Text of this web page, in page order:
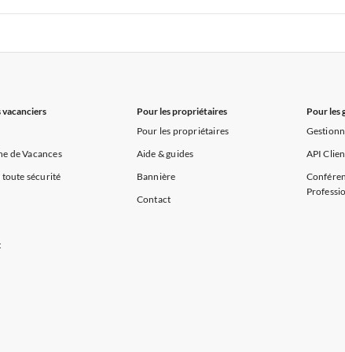
à la Normandie Appartements de Vacances à Sud de la France
vacanciers
de Vacances
toute sécurité
Pour les propriétaires
Pour les propriétaires
Aide & guides
Bannière
Contact
Pour les
API